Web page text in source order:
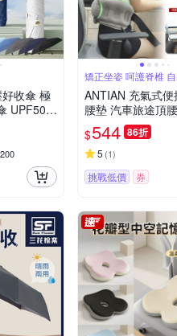
收傘 極
UPF50
傘晴雨
傘
矯正坐姿 呵護脊椎
壓充氣
ANTIAN 充氣式
腰墊 汽車旅途頂
帶 動車高鐵飛機墊
$544 86折
5 (1)
挑戰低價 券